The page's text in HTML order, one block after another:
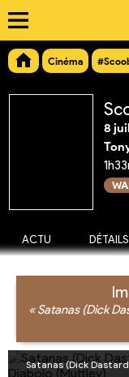
Cinéma
8
ACTU DÉTAILS
« Satanas (Dick
Satanas (Dick